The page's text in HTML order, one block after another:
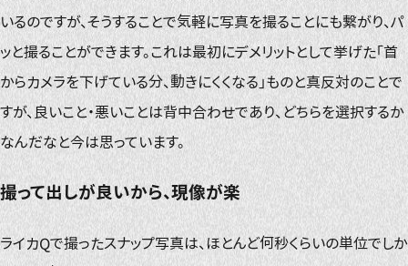
いるのですが、そうすることで気軽に写真を撮ることにも繋がり、パ
ッと撮ることができます。これは最初にデメリットとして挙げた「首
からカメラを下げている分、動きにくくなる」ものと真反対のことで
すが、良いこと・悪いことは背中合わせであり、どちらを選択するか
なんだなと今は思っています。
撮って出しが良いから、現像が楽
ライカQで撮ったスナップ写真は、ほとんど何秒くらいの単位でしか